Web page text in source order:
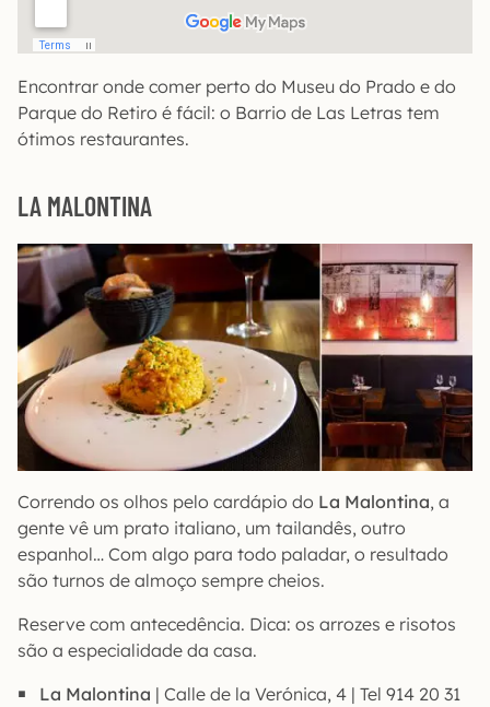
Encontrar onde comer perto do Museu do Prado e do
Parque do Retiro é fácil: o Barrio de Las Letras tem
ótimos restaurantes.
LA MALONTINA
Correndo os olhos pelo cardápio do La Malontina, a
gente vê um prato italiano, um tailandês, outro
espanhol… Com algo para todo paladar, o resultado
são turnos de almoço sempre cheios.
Reserve com antecedência. Dica: os arrozes e risotos
são a especialidade da casa.
La Malontina | Calle de la Verónica, 4 | Tel 914 20 31